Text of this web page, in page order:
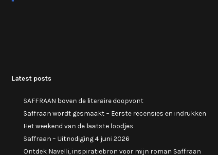
Latest posts
SAFFRAAN boven de literaire doopvont
Saffraan wordt gesmaakt – Eerste recensies en indrukken
Het weekend van de laatste loodjes
Saffraan – Uitnodiging 4 juni 2026
Ontdek Navelli, inspiratiebron voor mijn roman Saffraan